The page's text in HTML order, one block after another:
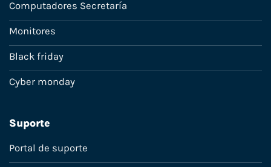
Computadores Secretaría
Monitores
Black friday
Cyber monday
Suporte
Portal de suporte